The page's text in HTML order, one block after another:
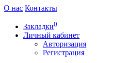
О нас Контакты
Закладки0
Личный кабинет
Авторизация
Регистрация